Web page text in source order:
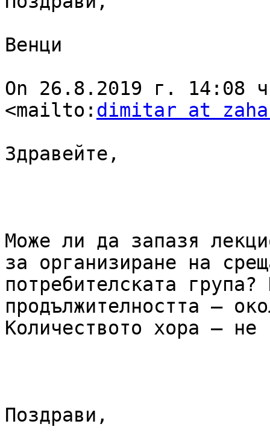
Венци
On 26.8.2019 г.
<mailto: dimitar at
Здравейте,
Може ли да запазя
за организиране на
потребителската
продължителността –
Количеството хора –
Поздрави,